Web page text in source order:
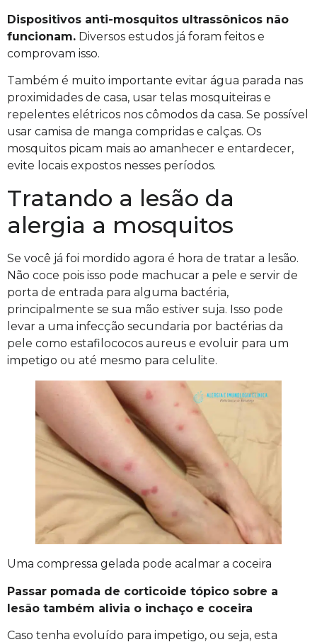
Dispositivos anti-mosquitos ultrassônicos não
funcionam. Diversos estudos já foram feitos e
comprovam isso.
Também é muito importante evitar água parada nas
proximidades de casa, usar telas mosquiteiras e
repelentes elétricos nos cômodos da casa. Se possível
usar camisa de manga compridas e calças. Os
mosquitos picam mais ao amanhecer e entardecer,
evite locais expostos nesses períodos.
Tratando a lesão da
alergia a mosquitos
Se você já foi mordido agora é hora de tratar a lesão.
Não coce pois isso pode machucar a pele e servir de
porta de entrada para alguma bactéria,
principalmente se sua mão estiver suja. Isso pode
levar a uma infecção secundaria por bactérias da
pele como estafilococos aureus e evoluir para um
impetigo ou até mesmo para celulite.
Uma compressa gelada pode acalmar a coceira
Passar pomada de corticoide tópico sobre a
lesão também alivia o inchaço e coceira
Caso tenha evoluído para impetigo, ou seja, esta